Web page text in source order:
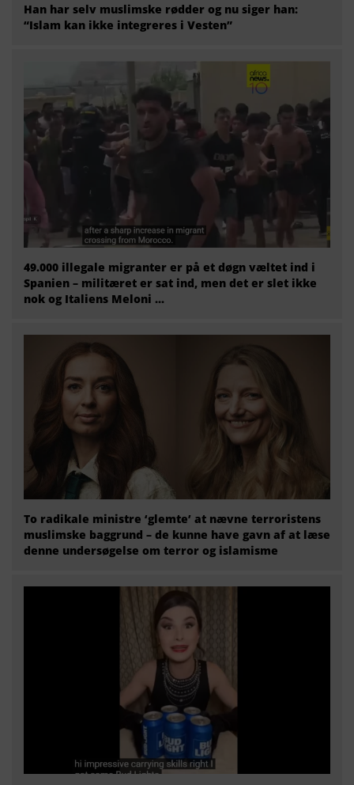
Han har selv muslimske rødder og nu siger han:
“Islam kan ikke integreres i Vesten”
49.000 illegale migranter er på et døgn væltet ind i
Spanien – militæret er sat ind, men det er slet ikke
nok og Italiens Meloni ...
To radikale ministre ‘glemte’ at nævne terroristens
muslimske baggrund – de kunne have gavn af at læse
denne undersøgelse om terror og islamisme